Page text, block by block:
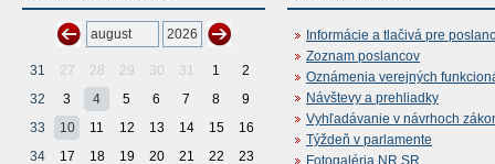
31 27 28 29 30 31 1
2
32
3 4 5 6 7 8
9
33
10 11 12 13 14 15
16
34
17 18 19 20 21 22
23
Informácie a tlačivá pre
Zoznam poslancov
Oznámenia verejných
Návštevy a prehliadky
Vyhľadávanie v návrhoch
Týždeň v parlamente
Fotogaléria NR SR